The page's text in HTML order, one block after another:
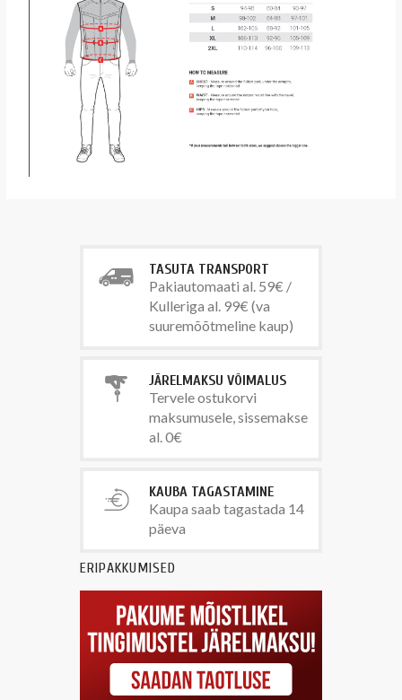
TASUTA TRANSPORT
Pakiautomaati al. 59€ /
Kulleriga al. 99€ (va
suuremõõtmeline kaup)
JÄRELMAKSU VÕIMALUS
Tervele ostukorvi
maksumusele, sissemakse
al. 0€
KAUBA TAGASTAMINE
Kaupa saab tagastada 14
päeva
ERIPAKKUMISED